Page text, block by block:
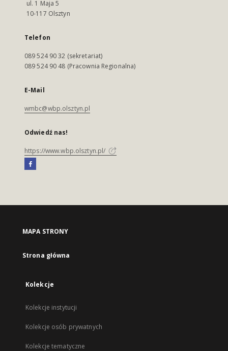
ul. 1 Maja 5
10-117 Olsztyn
Telefon
089 524 90 32 (sekretariat)
089 524 90 48 (Pracownia Regionalna)
E-Mail
wmbc@wbp.olsztyn.pl
Odwiedź nas!
https://www.wbp.olsztyn.pl/
MAPA STRONY
Strona główna
Kolekcje
Kolekcje instytucji
Kolekcje osób prywatnych
Kolekcje tematyczne